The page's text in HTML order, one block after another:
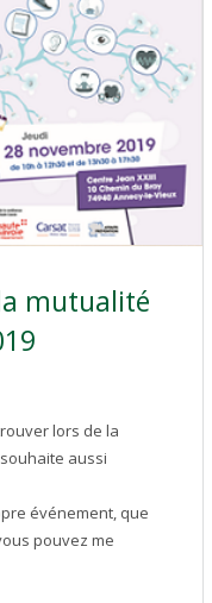
mutualité
lors de la
aussi
événement, que
pouvez me